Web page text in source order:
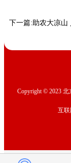
下一篇:助农大凉山
Copyright © 2023
互联